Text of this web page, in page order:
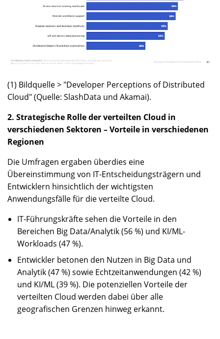
(1) Bildquelle > "Developer Perceptions of Distributed
Cloud" (Quelle: SlashData und Akamai).
2. Strategische Rolle der verteilten Cloud in
verschiedenen Sektoren – Vorteile in verschiedenen
Regionen
Die Umfragen ergaben überdies eine
Übereinstimmung von IT-Entscheidungsträgern und
Entwicklern hinsichtlich der wichtigsten
Anwendungsfälle für die verteilte Cloud.
IT-Führungskräfte sehen die Vorteile in den
Bereichen Big Data/Analytik (56 %) und KI/ML-
Workloads (47 %).
Entwickler betonen den Nutzen in Big Data und
Analytik (47 %) sowie Echtzeitanwendungen (42 %)
und KI/ML (39 %). Die potenziellen Vorteile der
verteilten Cloud werden dabei über alle
geografischen Grenzen hinweg erkannt.